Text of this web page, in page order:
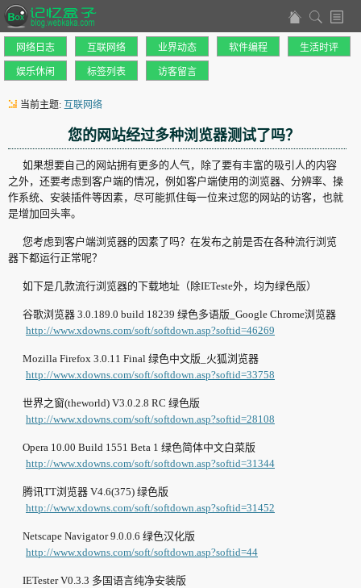
网络日志 互联网络 业界动态 软件编程 生活时评
娱乐休闲 标签列表 访客留言
当前主题: 互联网络
您的网站经过多种浏览器测试了吗？
如果想要自己的网站拥有更多的人气，除了要有丰富的吸引人的内容
之外，还要考虑到客户端的情况，例如客户端使用的浏览器、分辨率、操
作系统、安装插件等因素，尽可能抓住每一位来过您的网站的访客，也就
是增加回头率。
您考虑到客户端浏览器的因素了吗？在发布之前是否在各种流行浏览
器下都运行正常呢？
如下是几款流行浏览器的下载地址（除IETeste外，均为绿色版）
谷歌浏览器 3.0.189.0 build 18239 绿色多语版_Google Chrome浏览器
http://www.xdowns.com/soft/softdown.asp?softid=46269
Mozilla Firefox 3.0.11 Final 绿色中文版_火狐浏览器
http://www.xdowns.com/soft/softdown.asp?softid=33758
世界之窗(theworld) V3.0.2.8 RC 绿色版
http://www.xdowns.com/soft/softdown.asp?softid=28108
Opera 10.00 Build 1551 Beta 1 绿色简体中文白菜版
http://www.xdowns.com/soft/softdown.asp?softid=31344
腾讯TT浏览器 V4.6(375) 绿色版
http://www.xdowns.com/soft/softdown.asp?softid=31452
Netscape Navigator 9.0.0.6 绿色汉化版
http://www.xdowns.com/soft/softdown.asp?softid=44
IETester V0.3.3 多国语言纯净安装版